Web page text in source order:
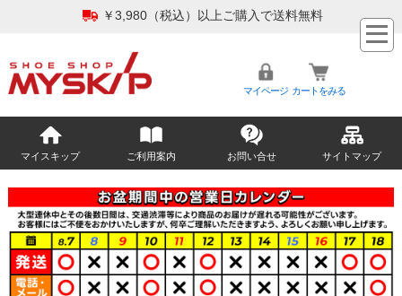
￥3,980（税込）以上ご購入で送料無料
マイページ カートをみる
マイスキップ ご利用案内 お問い合せ サイトマップ